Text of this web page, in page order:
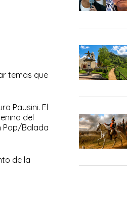
temas que
Pausini. El
del
Pop/Balada
de la